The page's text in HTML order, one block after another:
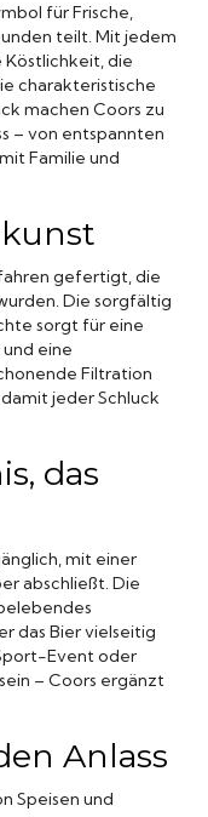
für Frische,
teilt. Mit jedem
Köstlichkeit, die
charakteristische
machen Coors zu
– von entspannten
Familie und
gefertigt, die
Die sorgfältig
sorgt für eine
eine
Filtration
jeder Schluck
das
mit einer
abschließt. Die
das Bier vielseitig
Event oder
– Coors ergänzt
Anlass
Speisen und